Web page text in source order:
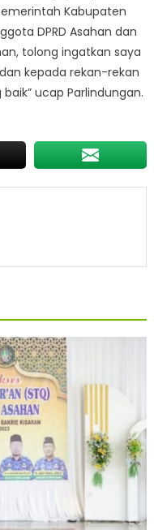
Kabupaten
DPRD Asahan dan
tolong ingatkan saya
kepada rekan-rekan
ucap Parlindungan.